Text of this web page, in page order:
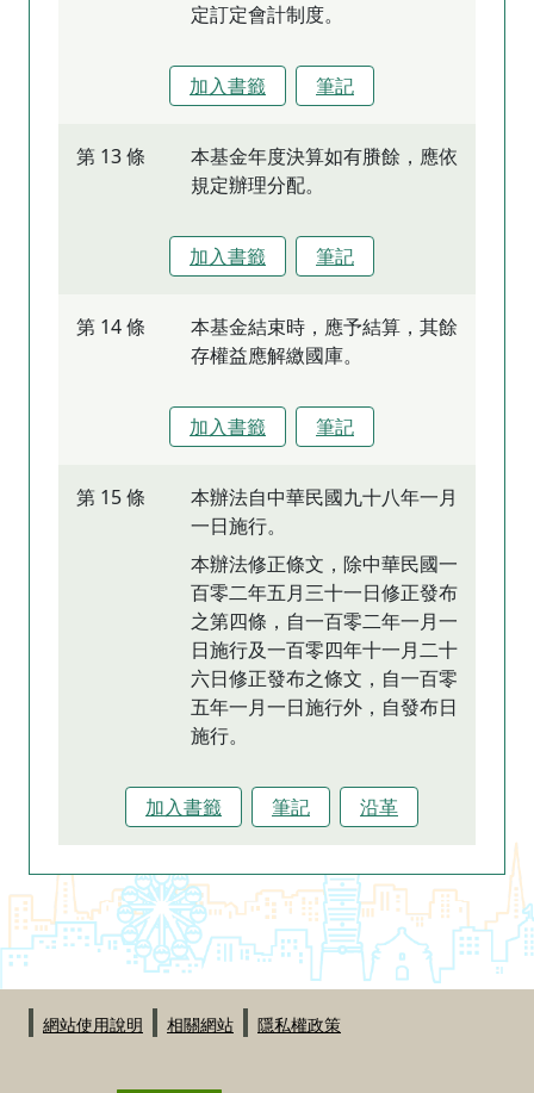
定訂定會計制度。
加入書籤 筆記
第 13 條
本基金年度決算如有賸餘，應依
規定辦理分配。
加入書籤 筆記
第 14 條
本基金結束時，應予結算，其餘
存權益應解繳國庫。
加入書籤 筆記
第 15 條
本辦法自中華民國九十八年一月
一日施行。
本辦法修正條文，除中華民國一
百零二年五月三十一日修正發布
之第四條，自一百零二年一月一
日施行及一百零四年十一月二十
六日修正發布之條文，自一百零
五年一月一日施行外，自發布日
施行。
加入書籤 筆記 沿革
網站使用說明 相關網站 隱私權政策